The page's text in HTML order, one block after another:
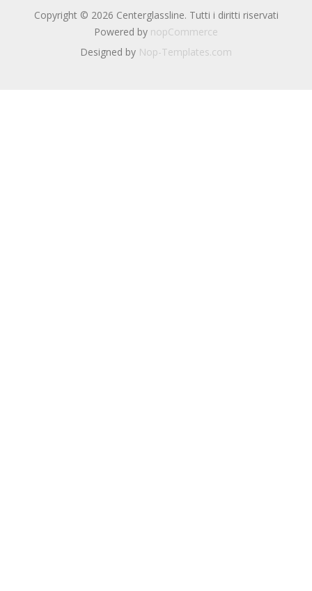
Copyright © 2026 Centerglassline. Tutti i diritti riservati
Powered by nopCommerce
Designed by Nop-Templates.com